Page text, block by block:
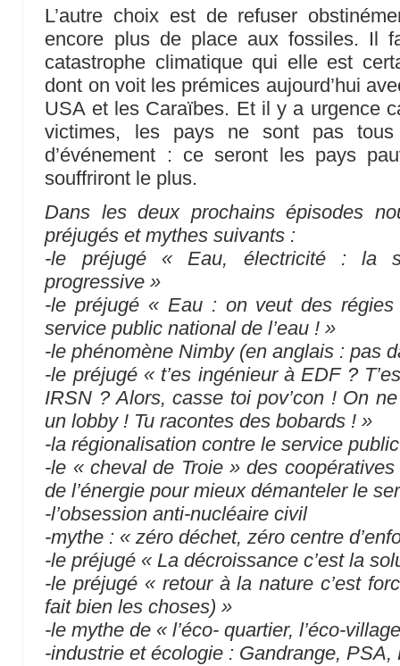
L’autre choix est de refuser
encore plus de place aux fossiles. Il
catastrophe climatique qui elle est
dont on voit les prémices aujourd’hui
USA et les Caraïbes. Et il y a urgence
victimes, les pays ne sont pas
d’événement : ce seront les pays
souffriront le plus.
Dans les deux prochains épisodes
préjugés et mythes suivants :
-le préjugé « Eau, électricité : la
progressive »
-le préjugé « Eau : on veut des régies
service public national de l’eau ! »
-le phénomène Nimby (en anglais : pas
-le préjugé « t’es ingénieur à EDF ?
IRSN ? Alors, casse toi pov’con ! On
un lobby ! Tu racontes des bobards ! »
-la régionalisation contre le service
-le « cheval de Troie » des
de l’énergie pour mieux démanteler le
-l’obsession anti-nucléaire civil
-mythe : « zéro déchet, zéro centre
-le préjugé « La décroissance c’est la
-le préjugé « retour à la nature c’est
fait bien les choses) »
-le mythe de « l’éco- quartier, l’éco-
-industrie et écologie : Gandrange, PSA,